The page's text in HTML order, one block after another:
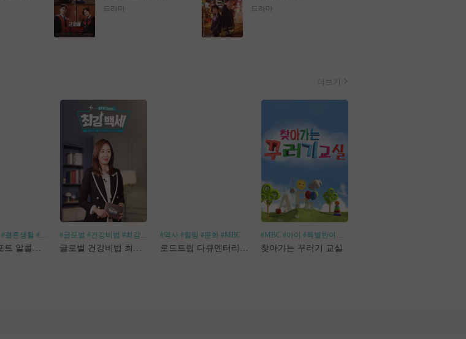
드라마 드라마
더보기
#결혼생활 #알코올중독 #글로벌 #건강비법 #최강백세 #김경화
#역사 #힐링 #문화 #MBC #MBC #아이 #특별한여행
찾아가는 꾸러기 교실